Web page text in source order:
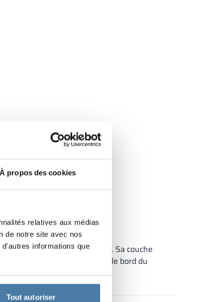
À propos des cookies
relatives aux médias
de notre site avec nos
informations que
Tout autoriser
avec des agents liants. Sa couche
résistants à l’humidité et le bord du